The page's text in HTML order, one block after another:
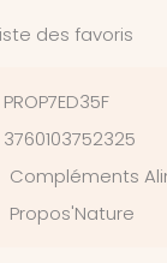
des favoris
PROP7ED35F
3760103752325
Compléments
Propos'Nature